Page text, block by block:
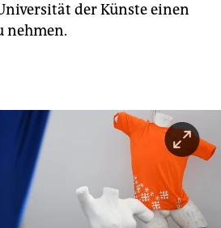
der Künste einen
nehmen.